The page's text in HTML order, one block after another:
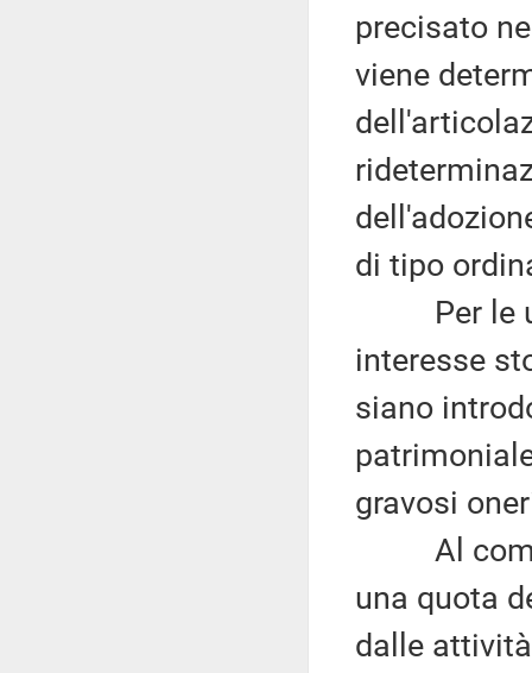
precisato
viene
di tipo
Per le
interesse
siano
gravosi
Al
una quota
dalle